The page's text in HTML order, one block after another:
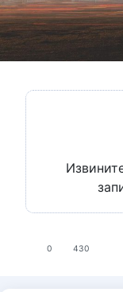
0 430